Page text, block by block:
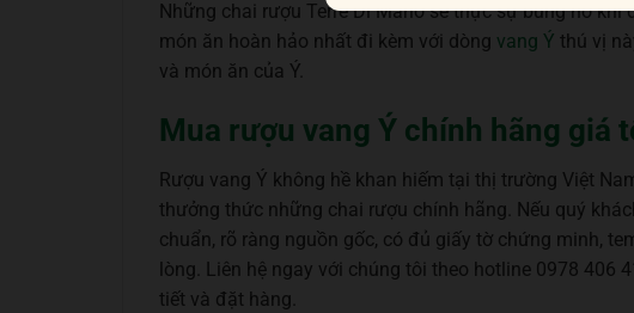
Những chai rượu Terre Di Mario sẽ thực sự bùng nổ
món ăn hoàn hảo nhất đi kèm với dòng vang Ý thú vị
và món ăn của Ý.
Mua rượu vang Ý chính hãng giá
Rượu vang Ý không hề khan hiếm tại thị trường Việt
thưởng thức những chai rượu chính hãng. Nếu quý
chuẩn, rõ ràng nguồn gốc, có đủ giấy tờ chứng minh,
lòng. Liên hệ ngay với chúng tôi theo hotline 0978
tiết và đặt hàng.